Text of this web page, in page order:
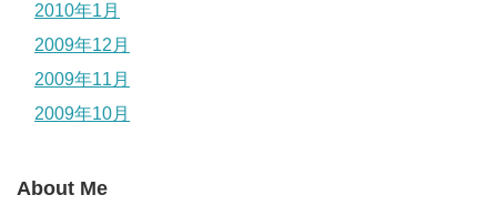
2010年1月
2009年12月
2009年11月
2009年10月
About Me